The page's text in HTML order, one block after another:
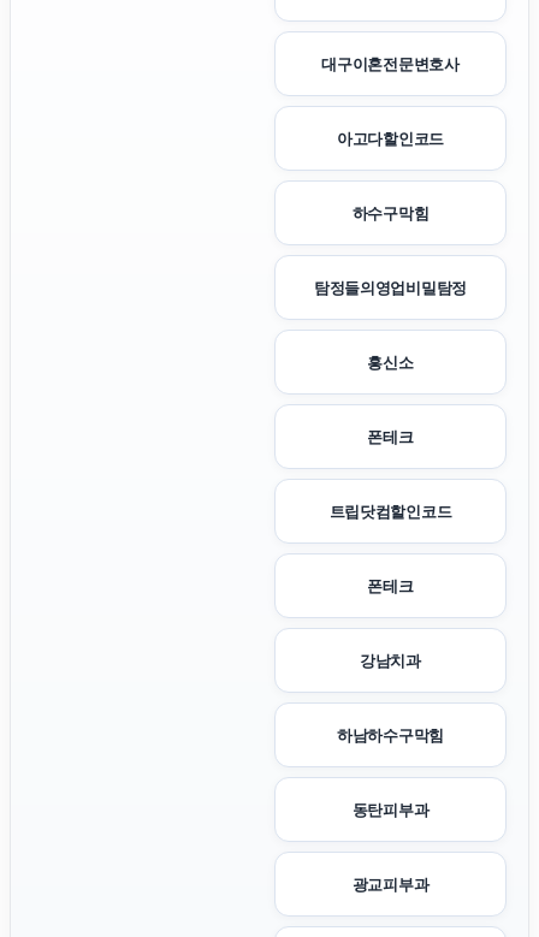
대구이혼전문변호사
아고다할인코드
하수구막힘
탐정들의영업비밀탐정
흥신소
폰테크
트립닷컴할인코드
폰테크
강남치과
하남하수구막힘
동탄피부과
광교피부과